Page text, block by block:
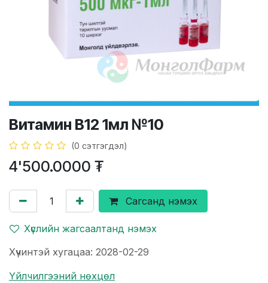
Витамин В12 1мл №10
(0 сэтгэгдэл)
4'500.0000 ₮
Сагсанд нэмэх
Хүслийн жагсаалтанд нэмэх
Хүчинтэй хугацаа: 2028-02-29
Үйлчилгээний нөхцөл